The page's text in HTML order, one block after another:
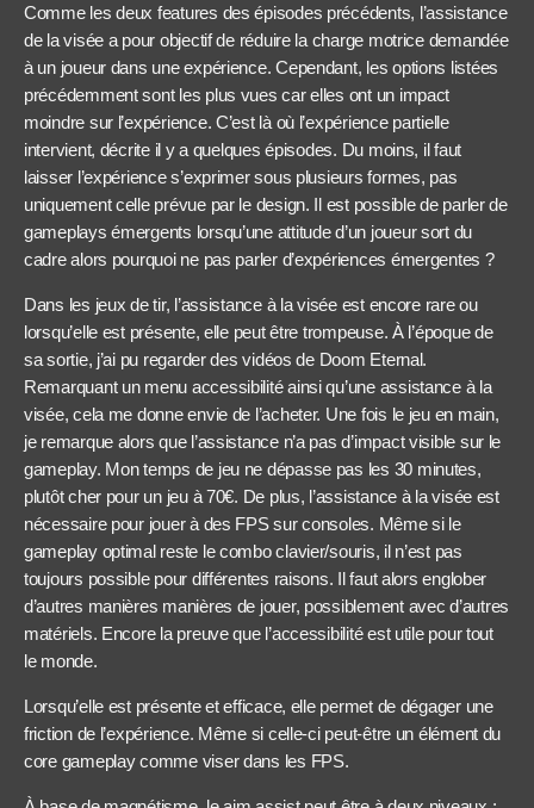
Comme les deux features des épisodes précédents, l’assistance
de la visée a pour objectif de réduire la charge motrice demandée
à un joueur dans une expérience. Cependant, les options listées
précédemment sont les plus vues car elles ont un impact
moindre sur l’expérience. C’est là où l’expérience partielle
intervient, décrite il y a quelques épisodes. Du moins, il faut
laisser l’expérience s’exprimer sous plusieurs formes, pas
uniquement celle prévue par le design. Il est possible de parler de
gameplays émergents lorsqu’une attitude d’un joueur sort du
cadre alors pourquoi ne pas parler d’expériences émergentes ?
Dans les jeux de tir, l’assistance à la visée est encore rare ou
lorsqu’elle est présente, elle peut être trompeuse. À l’époque de
sa sortie, j’ai pu regarder des vidéos de Doom Eternal.
Remarquant un menu accessibilité ainsi qu’une assistance à la
visée, cela me donne envie de l’acheter. Une fois le jeu en main,
je remarque alors que l’assistance n’a pas d’impact visible sur le
gameplay. Mon temps de jeu ne dépasse pas les 30 minutes,
plutôt cher pour un jeu à 70€. De plus, l’assistance à la visée est
nécessaire pour jouer à des FPS sur consoles. Même si le
gameplay optimal reste le combo clavier/souris, il n’est pas
toujours possible pour différentes raisons. Il faut alors englober
d’autres manières manières de jouer, possiblement avec d’autres
matériels. Encore la preuve que l’accessibilité est utile pour tout
le monde.
Lorsqu’elle est présente et efficace, elle permet de dégager une
friction de l’expérience. Même si celle-ci peut-être un élément du
core gameplay comme viser dans les FPS.